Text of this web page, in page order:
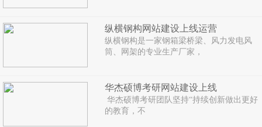
纵横钢构网站建设上线运营
纵横钢构是一家钢箱梁桥梁、风力发电风
筒、网架的专业生产厂家，
华杰硕博考研网站建设上线
华杰硕博考研团队坚持“持续创新做出更好
的教育，不